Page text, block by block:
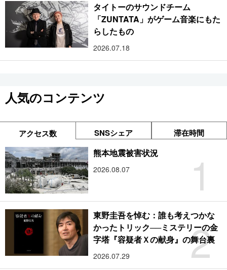
タイトーのサウンドチーム
「ZUNTATA」がゲーム音楽にもた
らしたもの
2026.07.18
人気のコンテンツ
アクセス数 SNSシェア 滞在時間
1
熊本地震被害状況
2026.08.07
2
東野圭吾を悼む：誰も考えつかな
かったトリック──ミステリーの金
字塔『容疑者Ｘの献身』の舞台裏
2026.07.29